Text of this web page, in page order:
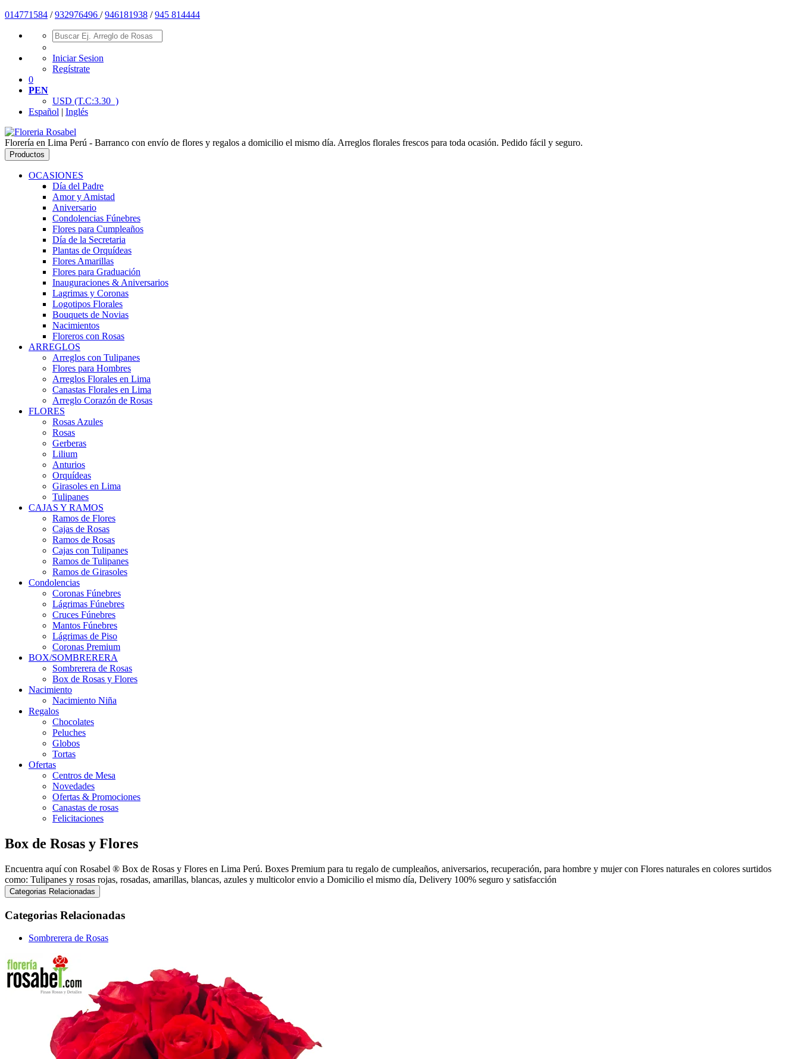
014771584 /932976496 /946181938 /945 814444
Iniciar Sesion
Regístrate
0
PEN
USD (T.C:3.30 )
Español | Inglés
Florería en Lima Perú - Barranco con envío de flores y regalos a domicilio el mismo día. Arreglos florales frescos para toda ocasión. Pedido fácil y seguro.
Productos
OCASIONES
Día del Padre
Amor y Amistad
Aniversario
Condolencias Fúnebres
Flores para Cumpleaños
Día de la Secretaria
Plantas de Orquídeas
Flores Amarillas
Flores para Graduación
Inauguraciones & Aniversarios
Lagrimas y Coronas
Logotipos Florales
Bouquets de Novias
Nacimientos
Floreros con Rosas
ARREGLOS
Arreglos con Tulipanes
Flores para Hombres
Arreglos Florales en Lima
Canastas Florales en Lima
Arreglo Corazón de Rosas
FLORES
Rosas Azules
Rosas
Gerberas
Lilium
Anturios
Orquídeas
Girasoles en Lima
Tulipanes
CAJAS Y RAMOS
Ramos de Flores
Cajas de Rosas
Ramos de Rosas
Cajas con Tulipanes
Ramos de Tulipanes
Ramos de Girasoles
Condolencias
Coronas Fúnebres
Lágrimas Fúnebres
Cruces Fúnebres
Mantos Fúnebres
Lágrimas de Piso
Coronas Premium
BOX/SOMBRERERA
Sombrerera de Rosas
Box de Rosas y Flores
Nacimiento
Nacimiento Niña
Regalos
Chocolates
Peluches
Globos
Tortas
Ofertas
Centros de Mesa
Novedades
Ofertas & Promociones
Canastas de rosas
Felicitaciones
Box de Rosas y Flores
Encuentra aquí con Rosabel ® Box de Rosas y Flores en Lima Perú. Boxes Premium para tu regalo de cumpleaños, aniversarios, recuperación, para hombre y mujer con Flores naturales en colores surtidos
como: Tulipanes y rosas rojas, rosadas, amarillas, blancas, azules y multicolor envio a Domicilio el mismo día, Delivery 100% seguro y satisfacción
Categorias Relacionadas
Categorias Relacionadas
Sombrerera de Rosas